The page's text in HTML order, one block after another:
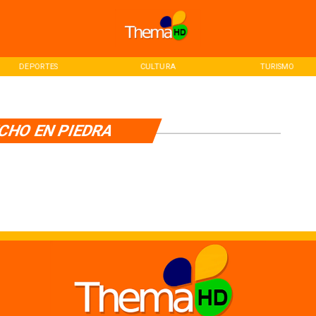
DEPORTES CULTURA TURISMO
EN PIEDRA